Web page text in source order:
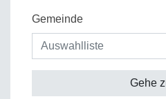
Gemeinde
Gehe